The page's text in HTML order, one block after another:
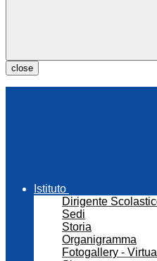
close
Istituto
Dirigente
Sedi
Storia
Organigramma
Fotogallery -